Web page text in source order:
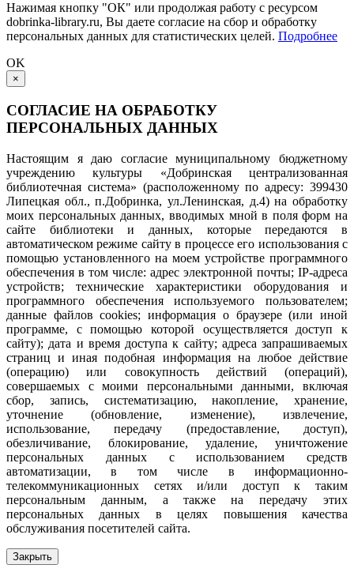
Нажимая кнопку "ОК" или продолжая работу с ресурсом
dobrinka-library.ru, Вы даете согласие на сбор и обработку
персональных данных для статистических целей. Подробнее
OK
×
СОГЛАСИЕ НА ОБРАБОТКУ
ПЕРСОНАЛЬНЫХ ДАННЫХ
Настоящим я даю согласие муниципальному бюджетному
учреждению культуры «Добринская централизованная
библиотечная система» (расположенному по адресу: 399430
Липецкая обл., п.Добринка, ул.Ленинская, д.4) на обработку
моих персональных данных, вводимых мной в поля форм на
сайте библиотеки и данных, которые передаются в
автоматическом режиме сайту в процессе его использования с
помощью установленного на моем устройстве программного
обеспечения в том числе: адрес электронной почты; IP-адреса
устройств; технические характеристики оборудования и
программного обеспечения используемого пользователем;
данные файлов cookies; информация о браузере (или иной
программе, с помощью которой осуществляется доступ к
сайту); дата и время доступа к сайту; адреса запрашиваемых
страниц и иная подобная информация на любое действие
(операцию) или совокупность действий (операций),
совершаемых с моими персональными данными, включая
сбор, запись, систематизацию, накопление, хранение,
уточнение (обновление, изменение), извлечение,
использование, передачу (предоставление, доступ),
обезличивание, блокирование, удаление, уничтожение
персональных данных с использованием средств
автоматизации, в том числе в информационно-
телекоммуникационных сетях и/или доступ к таким
персональным данным, а также на передачу этих
персональных данных в целях повышения качества
обслуживания посетителей сайта.
Закрыть